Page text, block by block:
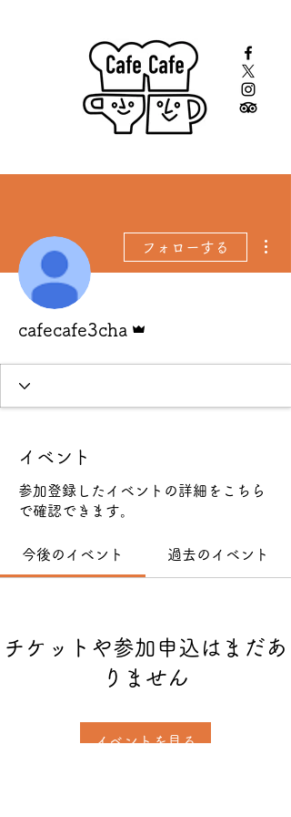
フォローする
cafecafe3cha
イベント
参加登録したイベントの詳細をこちら
で確認できます。
今後のイベント 過去のイベント
チケットや参加申込はまだあ
りません
イベントを見る